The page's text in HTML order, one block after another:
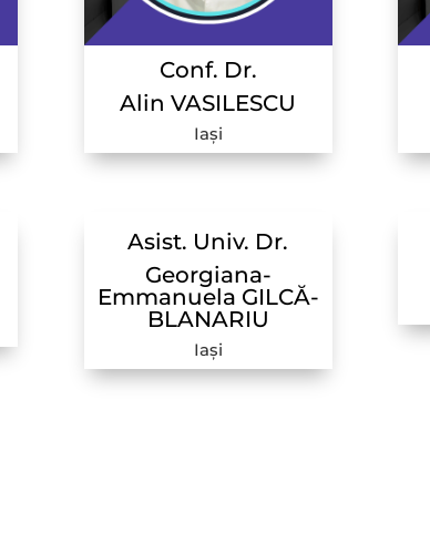
Conf. Dr.
Alin VASILESCU
Iași
Asist. Univ. Dr.
Georgiana-
Emmanuela GILCĂ-
BLANARIU
Iași